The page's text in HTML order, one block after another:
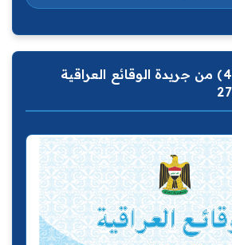
صدر العدد (4875) من جريدة الوقائع العراقية